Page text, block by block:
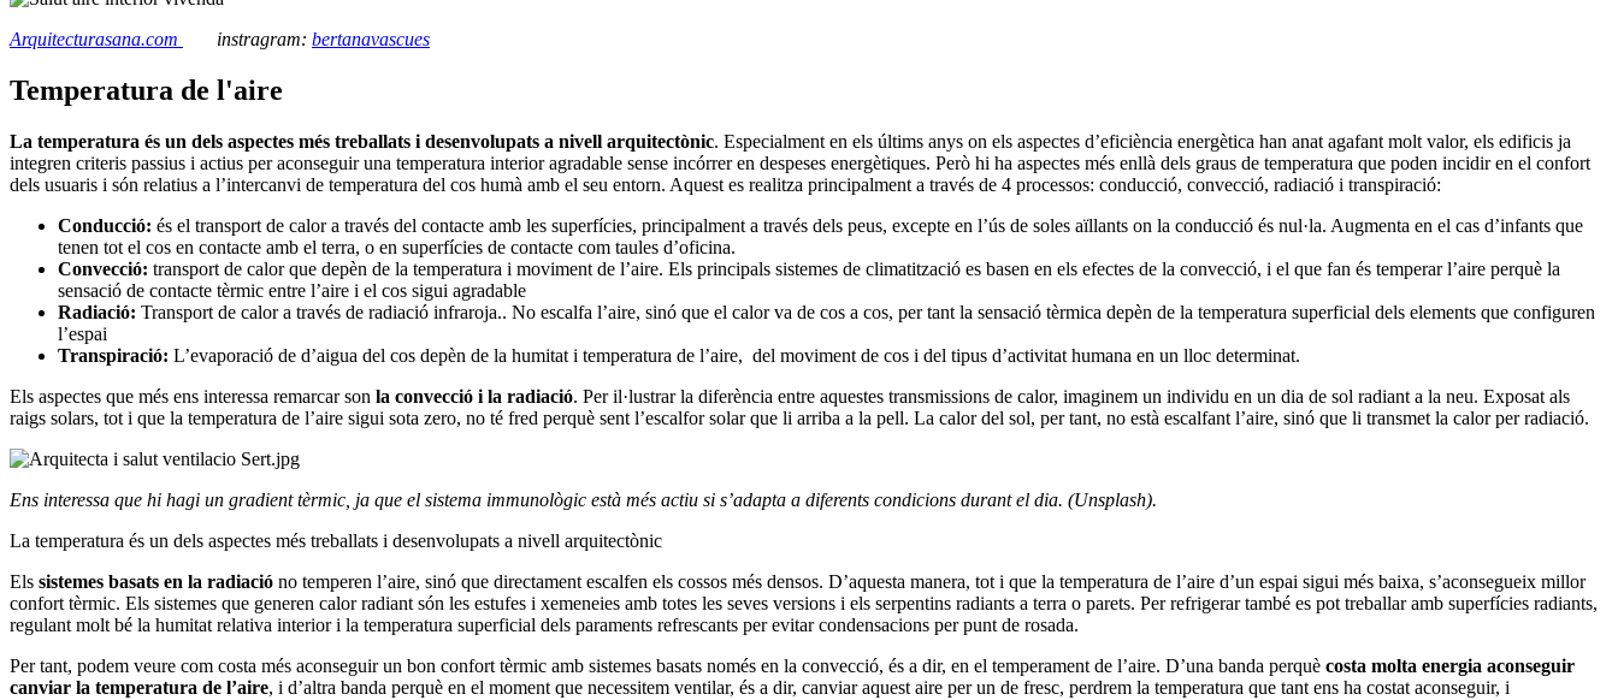
Arquitecturasana.com instragram: bertanavascues
Temperatura de l'aire
La temperatura és un dels aspectes més treballats i desenvolupats a nivell arquitectònic. Especialment en els últims anys on els aspectes d’eficiència energètica han anat agafant molt valor, els edificis ja
integren criteris passius i actius per aconseguir una temperatura interior agradable sense incórrer en despeses energètiques. Però hi ha aspectes més enllà dels graus de temperatura que poden incidir en el confort
dels usuaris i són relatius a l’intercanvi de temperatura del cos humà amb el seu entorn. Aquest es realitza principalment a través de 4 processos: conducció, convecció, radiació i transpiració:
Conducció: és el transport de calor a través del contacte amb les superfícies, principalment a través dels peus, excepte en l’ús de soles aïllants on la conducció és nul·la. Augmenta en el cas d’infants que
tenen tot el cos en contacte amb el terra, o en superfícies de contacte com taules d’oficina.
Convecció: transport de calor que depèn de la temperatura i moviment de l’aire. Els principals sistemes de climatització es basen en els efectes de la convecció, i el que fan és temperar l’aire perquè la
sensació de contacte tèrmic entre l’aire i el cos sigui agradable
Radiació: Transport de calor a través de radiació infraroja.. No escalfa l’aire, sinó que el calor va de cos a cos, per tant la sensació tèrmica depèn de la temperatura superficial dels elements que configuren
l’espai
Transpiració: L’evaporació de d’aigua del cos depèn de la humitat i temperatura de l’aire, del moviment de cos i del tipus d’activitat humana en un lloc determinat.
Els aspectes que més ens interessa remarcar son la convecció i la radiació. Per il·lustrar la diferència entre aquestes transmissions de calor, imaginem un individu en un dia de sol radiant a la neu. Exposat als
raigs solars, tot i que la temperatura de l’aire sigui sota zero, no té fred perquè sent l’escalfor solar que li arriba a la pell. La calor del sol, per tant, no està escalfant l’aire, sinó que li transmet la calor per radiació.
Ens interessa que hi hagi un gradient tèrmic, ja que el sistema immunològic està més actiu si s’adapta a diferents condicions durant el dia. (Unsplash).
La temperatura és un dels aspectes més treballats i desenvolupats a nivell arquitectònic
Els sistemes basats en la radiació no temperen l’aire, sinó que directament escalfen els cossos més densos. D’aquesta manera, tot i que la temperatura de l’aire d’un espai sigui més baixa, s’aconsegueix millor
confort tèrmic. Els sistemes que generen calor radiant són les estufes i xemeneies amb totes les seves versions i els serpentins radiants a terra o parets. Per refrigerar també es pot treballar amb superfícies radiants,
regulant molt bé la humitat relativa interior i la temperatura superficial dels paraments refrescants per evitar condensacions per punt de rosada.
Per tant, podem veure com costa més aconseguir un bon confort tèrmic amb sistemes basats només en la convecció, és a dir, en el temperament de l’aire. D’una banda perquè costa molta energia aconseguir
canviar la temperatura de l’aire, i d’altra banda perquè en el moment que necessitem ventilar, és a dir, canviar aquest aire per un de fresc, perdrem la temperatura que tant ens ha costat aconseguir, i